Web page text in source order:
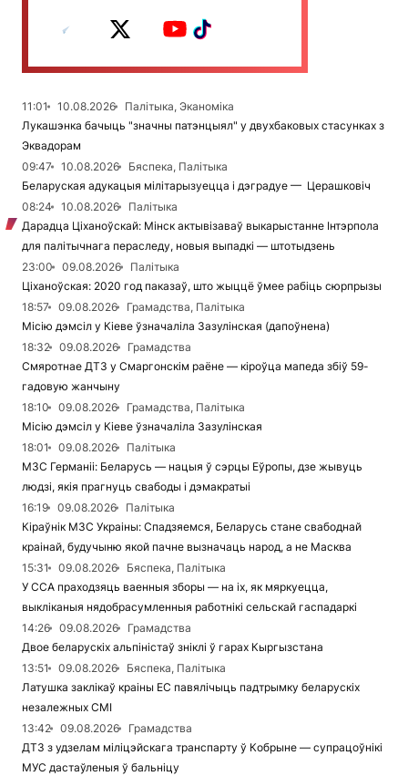
11:01 10.08.2026
Палітыка, Эканоміка
Лукашэнка бачыць "значны патэнцыял" у двухбаковых стасунках з
Эквадорам
09:47
10.08.2026
Бяспека, Палітыка
Беларуская адукацыя мілітарызуецца і дэградуе — Церашковіч
08:24
10.08.2026
Палітыка
Дарадца Ціханоўскай: Мінск актывізаваў выкарыстанне Інтэрпола
для палітычнага пераследу, новыя выпадкі — штотыдзень
23:00
09.08.2026
Палітыка
Ціханоўская: 2020 год паказаў, што жыццё ўмее рабіць сюрпрызы
18:57
09.08.2026
Грамадства, Палітыка
Місію дэмсіл у Кіеве ўзначаліла Зазулінская (дапоўнена)
18:32
09.08.2026
Грамадства
Смяротнае ДТЗ у Смаргонскім раёне — кіроўца мапеда збіў 59-
гадовую жанчыну
18:10
09.08.2026
Грамадства, Палітыка
Місію дэмсіл у Кіеве ўзначаліла Зазулінская
18:01
09.08.2026
Палітыка
МЗС Германіі: Беларусь — нацыя ў сэрцы Еўропы, дзе жывуць
людзі, якія прагнуць свабоды і дэмакратыі
16:19
09.08.2026
Палітыка
Кіраўнік МЗС Украіны: Спадзяемся, Беларусь стане свабоднай
краінай, будучыню якой пачне вызначаць народ, а не Масква
15:31
09.08.2026
Бяспека, Палітыка
У ССА праходзяць ваенныя зборы — на іх, як мяркуецца,
выкліканыя нядобрасумленныя работнікі сельскай гаспадаркі
14:26
09.08.2026
Грамадства
Двое беларускіх альпіністаў зніклі ў гарах Кыргызстана
13:51
09.08.2026
Бяспека, Палітыка
Латушка заклікаў краіны ЕС павялічыць падтрымку беларускіх
незалежных СМІ
13:42
09.08.2026
Грамадства
ДТЗ з удзелам міліцэйскага транспарту ў Кобрыне — супрацоўнікі
МУС дастаўленыя ў бальніцу